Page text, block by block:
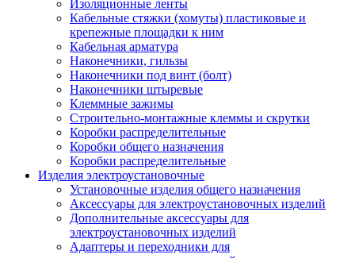
Изоляционные ленты
Кабельные стяжки (хомуты) пластиковые и
крепежные площадки к ним
Кабельная арматура
Наконечники, гильзы
Наконечники под винт (болт)
Наконечники штыревые
Клеммные зажимы
Строительно-монтажные клеммы и скрутки
Коробки распределительные
Коробки общего назначения
Коробки распределительные
Изделия электроустановочные
Установочные изделия общего назначения
Аксессуары для электроустановочных изделий
Дополнительные аксессуары для
электроустановочных изделий
Адаптеры и переходники для